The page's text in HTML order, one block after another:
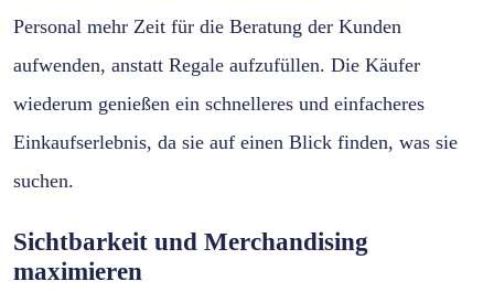
Personal mehr Zeit für die Beratung der Kunden
aufwenden, anstatt Regale aufzufüllen. Die Käufer
wiederum genießen ein schnelleres und einfacheres
Einkaufserlebnis, da sie auf einen Blick finden, was sie
suchen.
Sichtbarkeit und Merchandising
maximieren